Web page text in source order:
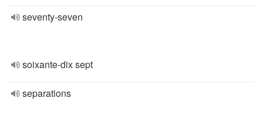
seventy-seven
soixante-dix sept
separations